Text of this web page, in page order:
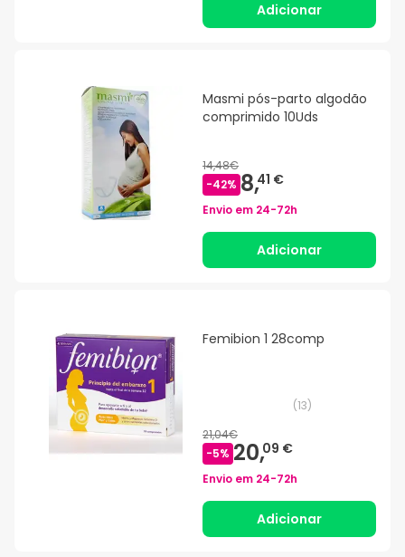
Adicionar
Masmi pós-parto algodão
comprimido 10Uds
14,48€
-42% 8,41 €
Envio em 24-72h
Adicionar
Femibion 1 28comp
(13)
21,04€
-5% 20,09 €
Envio em 24-72h
Adicionar